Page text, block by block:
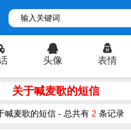
头像 表情
关于喊麦歌的短信
喊麦歌的短信 - 总共有 2 条记录